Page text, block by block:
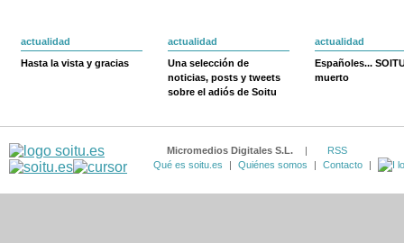
actualidad
Hasta la vista y gracias
actualidad
Una selección de
noticias, posts y tweets
sobre el adiós de Soitu
actualidad
Españoles...
muerto
Micromedios Digitales S.L. |
RSS
Qué es soitu.es
| Quiénes somos | Contacto |